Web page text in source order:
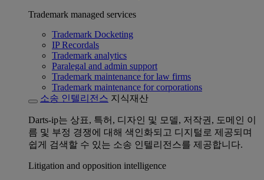
Trademark managed services
Trademark Docketing
IP Recordals
Trademark analytics
Paralegal and admin support
Trademark maintenance for law firms
Trademark maintenance for corporations
소송 인텔리전스 지식재산
Darts-ip는 상표, 특허, 디자인 및 모델, 저작권, 도메인 이
름 및 부정 경쟁에 대해 색인화되고 디지털로 제공되며
쉽게 검색할 수 있는 소송 인텔리전스를 제공합니다.
Litigation and opposition intelligence